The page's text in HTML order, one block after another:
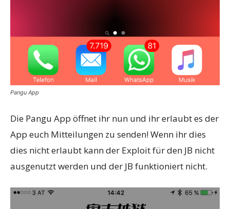
Pangu App
Die Pangu App öffnet ihr nun und ihr erlaubt es der
App euch Mitteilungen zu senden! Wenn ihr dies
dies nicht erlaubt kann der Exploit für den JB nicht
ausgenutzt werden und der JB funktioniert nicht.